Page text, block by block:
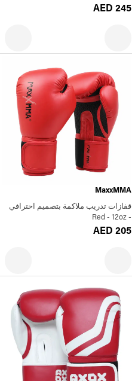
AED 245
MaxxMMA
قفازات تدريب ملاكمة بتصميم احترافي
- Red - 12oz
AED 205